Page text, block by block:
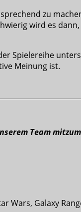
zu
wird es
Spielereihe
Meinung ist.
Team
Wars, Galaxy